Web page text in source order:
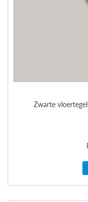
Zwarte